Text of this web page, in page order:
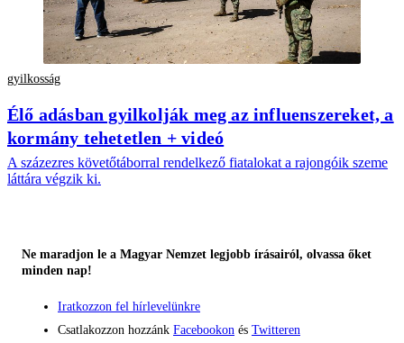
gyilkosság
Élő adásban gyilkolják meg az influenszereket, a
kormány tehetetlen + videó
A százezres követőtáborral rendelkező fiatalokat a rajongóik szeme
láttára végzik ki.
Ne maradjon le a Magyar Nemzet legjobb írásairól, olvassa őket
minden nap!
Iratkozzon fel hírlevelünkre
Csatlakozzon hozzánk Facebookon és Twitteren